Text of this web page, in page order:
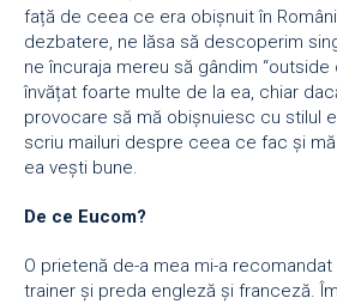
față de ceea ce era obișnuit în
dezbatere, ne lăsa să descoperim
ne încuraja mereu să gândim “outside
învățat foarte multe de la ea, chiar
provocare să mă obișnuiesc cu stilul
scriu mailuri despre ceea ce fac și
ea vești bune.
De ce Eucom?
O prietenă de-a mea mi-a
trainer și preda engleză și franceză.